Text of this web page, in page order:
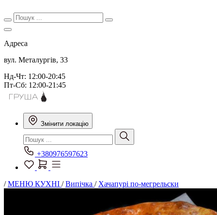
Адреса
вул. Металургів, 33
Нд-Чт: 12:00-20:45
Пт-Сб: 12:00-21:45
Змінити локацію
+380976597623
/МЕНЮ КУХНІ /Випічка / Хачапурі по-мегрельски